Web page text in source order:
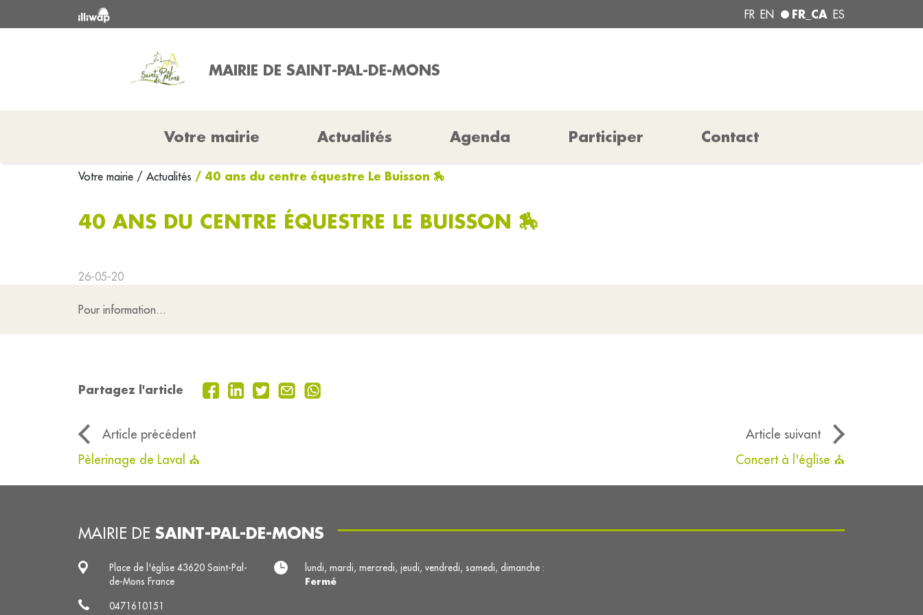
FR EN FR_CA ES
MAIRIE DE SAINT-PAL-DE-MONS
Votre mairie Actualités Agenda Participer Contact
Votre mairie / Actualités / 40 ans du centre équestre Le Buisson 🏇
40 ANS DU CENTRE ÉQUESTRE LE BUISSON 🏇
26-05-20
Pour information...
Partagez l'article
Article précédent
Article suivant
Pèlerinage de Laval ⛪
Concert à l'église ⛪
MAIRIE DE SAINT-PAL-DE-MONS
Place de l'église 43620 Saint-Pal-
de-Mons France
0471610151
lundi, mardi, mercredi, jeudi, vendredi, samedi, dimanche :
Fermé